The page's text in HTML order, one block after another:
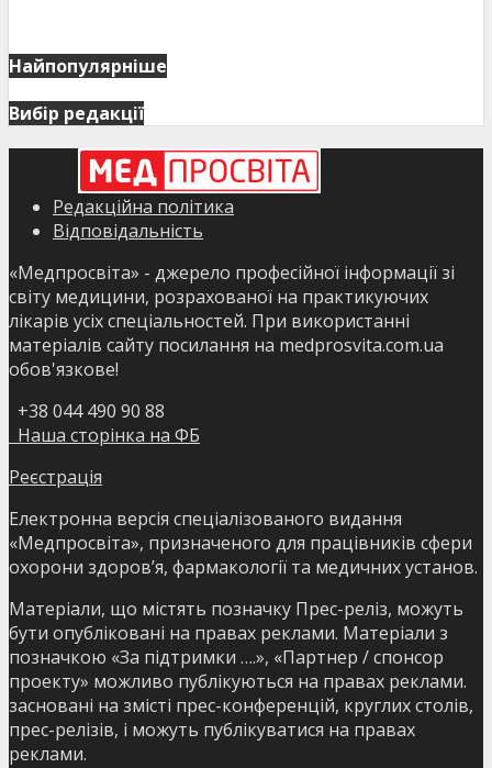
Найпопулярніше
Вибір редакції
Редакційна політика
Відповідальність
«Медпросвіта» - джерело професійної інформації зі
світу медицини, розрахованої на практикуючих
лікарів усіх спеціальностей. При використанні
матеріалів сайту посилання на medprosvita.com.ua
обов'язкове!
+38 044 490 90 88
Наша сторінка на ФБ
Реєстрація
Електронна версія спеціалізованого видання
«Медпросвіта», призначеного для працівників сфери
охорони здоров’я, фармакології та медичних установ.
Матеріали, що містять позначку Прес-реліз, можуть
бути опубліковані на правах реклами. Матеріали з
позначкою «За підтримки ….», «Партнер / спонсор
проекту» можливо публікуються на правах реклами.
засновані на змісті прес-конференцій, круглих столів,
прес-релізів, і можуть публікуватися на правах
реклами.